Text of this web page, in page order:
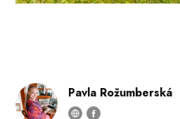
Pavla Rožumberská